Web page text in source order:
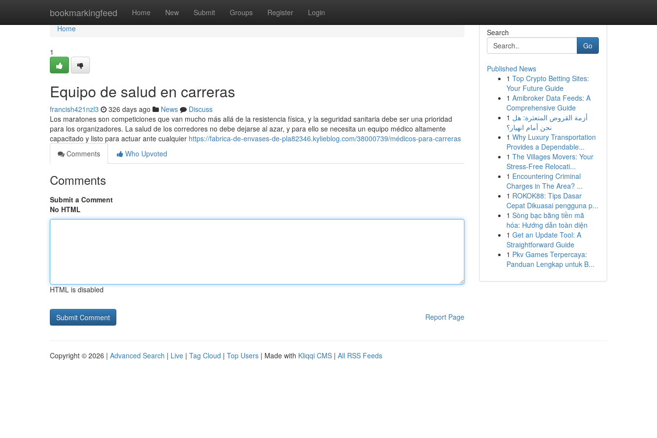
bookmarkingfeed Home New Submit Groups Register Login
Home
Home
1
Equipo de salud en carreras
francish421nzl3 326 days ago News
Discuss
Los maratones son competiciones que van mucho más allá de la resistencia física, y la seguridad sanitaria debe ser una prioridad
para los organizadores. La salud de los corredores no debe dejarse al azar, y para ello se necesita un equipo médico altamente
capacitado y listo para actuar ante cualquier https://fabrica-de-envases-de-pla82346.kylieblog.com/38000739/médicos-para-carreras
Comments
Who Upvoted
Comments
Submit a Comment
No HTML
HTML is disabled
Report Page
Search
Go
Published News
1 Top Crypto Betting Sites:
Your Future Guide
1 Amibroker Data Feeds: A
Comprehensive Guide
1 أزمة القروض المتعثرة: هل
نحن أمام انهيار؟
1 Why Luxury Transportation
Provides a Dependable...
1 The Villages Movers: Your
Stress-Free Relocati...
1 Encountering Criminal
Charges in The Area? ...
1 ROKOK88: Tips Dasar
Cepat Dikuasai pengguna p...
1 Sòng bạc bằng tiền mã
hóa: Hướng dẫn toàn diện
1 Get an Update Tool: A
Straightforward Guide
1 Pkv Games Terpercaya:
Panduan Lengkap untuk B...
Copyright © 2026 | Advanced Search | Live | Tag Cloud | Top Users | Made with Kliqqi CMS | All RSS Feeds